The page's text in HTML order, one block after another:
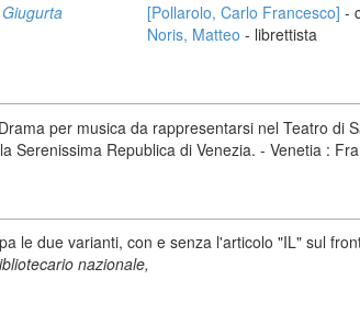
[Pollarolo, Carlo Francesco] -
Noris, Matteo - librettista
per musica da rappresentarsi nel Teatro di
Serenissima Republica di Venezia. - Venetia :
le due varianti, con e senza l'articolo "IL" sul
nazionale,